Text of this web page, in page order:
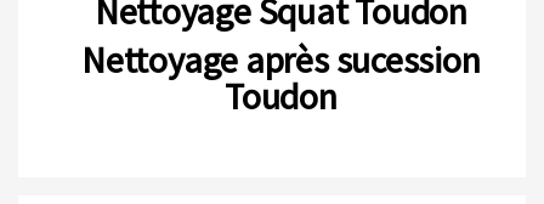
Nettoyage Squat Toudon
Nettoyage après sucession
Toudon